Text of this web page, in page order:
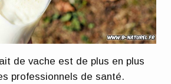
de vache est de plus en plus
professionnels de santé.